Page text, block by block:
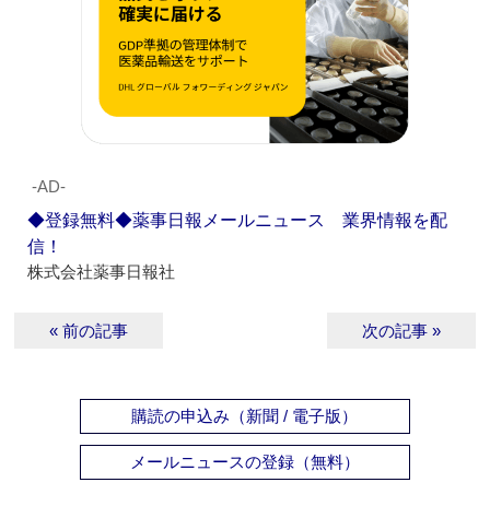
‐AD‐
◆登録無料◆薬事日報メールニュース 業界情報を配
信！
株式会社薬事日報社
« 前の記事 次の記事 »
購読の申込み（新聞 / 電子版）
メールニュースの登録（無料）